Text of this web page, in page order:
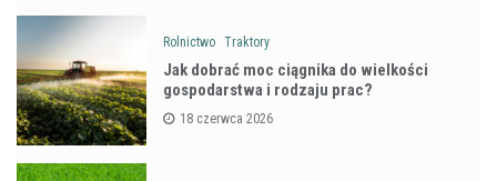
Rolnictwo Traktory
Jak dobrać moc ciągnika do wielkości
gospodarstwa i rodzaju prac?
18 czerwca 2026